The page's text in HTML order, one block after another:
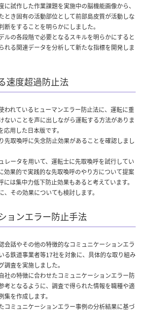
に試作した作業課題を実施中の脳機能画像から、
とき固有の活動部位として前部島皮質が活動しな
断をすることを明らかにしました。
ルの各段階で必要となるスキルを明らかにすると
れる関連データを分析して新たな指標を開発しま
速度超過防止法
われているヒューマンエラー防止法に、運転に重
ないことを声に出しながら運転する方法がありま
用した日本版です。
先取喚呼に失念防止効果があることを確認しまし
レータを用いて、運転士に先取喚呼を試行してい
効果的で実践的な先取喚呼のやり方について提案
には集中力低下防止効果もあると考えています。
その効果についても検討します。
ョンエラー防止手法
会話やその他の特徴的なコミュニケーションエラ
る鉄道事業者等17社を対象に、具体的な取り組み
査を実施しました。
社の特徴に合わせたコミュニケーションエラー防
考となるように、調査で得られた情報を職種や適
を作成します。
コミュニケーションエラー事例の分析結果に基づ